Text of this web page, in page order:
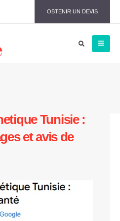
OBTENIR UN DEVIS
Tunisie :
et avis de